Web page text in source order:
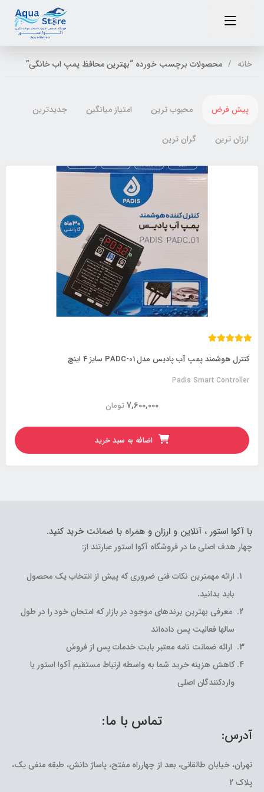
خانه محصولات برچسب خورده “بهترین محافظ پمپ اب خانگی”
پیش فرض محبوب ترین امتیاز میانگین جدیدترین
ارزان ترین گران ترین
کنترل هوشمند پمپ آب پادیس مدل PADC-01 سایز ۴ اینچ
Padis Smart Controller
تومان7,600,000
اضافه به سبد خرید
با آکوا استور ، آنلاین و ارزان و همراه با ضمانت خرید کنید.
چهار هدف اصلی ما در فروشگاه آکوا استور عبارتند از:
ارائه مهمترین نکات فنی ضروری که پیش از انتخاب یک محصول
باید بدانید.
معرفی بهترین برندهای موجود در بازار که امتحان خود را در طول
سالها فعالیت پس داده‌اند
ارائه ضمانت نامه معتبر بابت خدمات پس از فروش
کاهش هزینه خرید شما به واسطه ارتباط مستقیم آکوا استور با
واردکنندگان اصلی
تماس با ما:
آدرس:
تهران، خیابان طالقانی، بعد از چهارراه مفتح، پاساژ دانش، طبقه منفی یک،
پلاک 2